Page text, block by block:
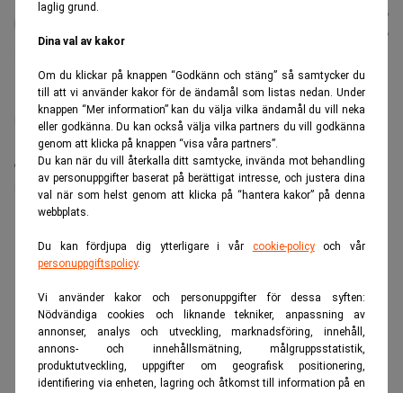
laglig grund.
Dina val av kakor
Om du klickar på knappen “Godkänn och stäng” så samtycker du
till att vi använder kakor för de ändamål som listas nedan. Under
knappen “Mer information” kan du välja vilka ändamål du vill neka
eller godkänna. Du kan också välja vilka partners du vill godkänna
genom att klicka på knappen “visa våra partners”.
Du kan när du vill återkalla ditt samtycke, invända mot behandling
av personuppgifter baserat på berättigat intresse, och justera dina
val när som helst genom att klicka på “hantera kakor” på denna
webbplats.
Du kan fördjupa dig ytterligare i vår cookie-policyoch vår
personuppgiftspolicy.
Vi använder kakor och personuppgifter för dessa syften:
Nödvändiga cookies och liknande tekniker, anpassning av
annonser, analys och utveckling, marknadsföring, innehåll,
annons- och innehållsmätning, målgruppsstatistik,
produktutveckling, uppgifter om geografisk positionering,
identifiering via enheten, lagring och åtkomst till information på en
Karin
Andersen
12 juli 2026
12 juli 2026
BMW slår larm om att deras tidigare partner Avtotor
nu bygger och säljer BMW‑modeller utan tillstånd i
Ryssland. Bilarna saknar märkets kvalitetskontroll,
certifiering och digitala system – men köps ändå av
ryska kunder.
ANNONS